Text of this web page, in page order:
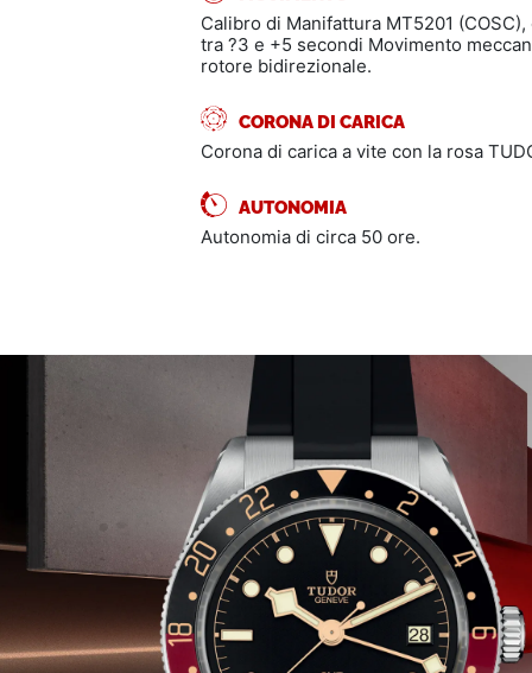
Calibro di Manifattura MT5201
tra ?3 e +5 secondi Movimento
rotore bidirezionale.
CORONA DI CARICA
Corona di carica a vite con la rosa
AUTONOMIA
Autonomia di circa 50 ore.